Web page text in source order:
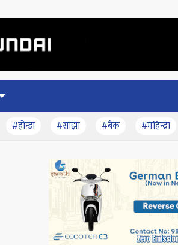
#होन्डा #साझा #बैंक #महिन्द्रा